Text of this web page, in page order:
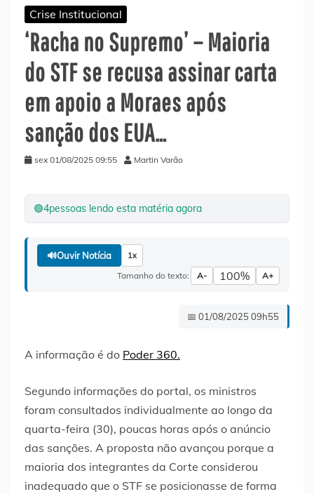
Crise Institucional
‘Racha no Supremo’ – Maioria
do STF se recusa assinar carta
em apoio a Moraes após
sanção dos EUA…
sex 01/08/2025 09:55 Martin Varão
🟢4pessoas lendo esta matéria agora
🔊Ouvir Notícia 1x
Tamanho do texto: A- 100% A+
📅 01/08/2025 09h55
A informação é do Poder 360.
Segundo informações do portal, os ministros
foram consultados individualmente ao longo da
quarta-feira (30), poucas horas após o anúncio
das sanções. A proposta não avançou porque a
maioria dos integrantes da Corte considerou
inadequado que o STF se posicionasse de forma